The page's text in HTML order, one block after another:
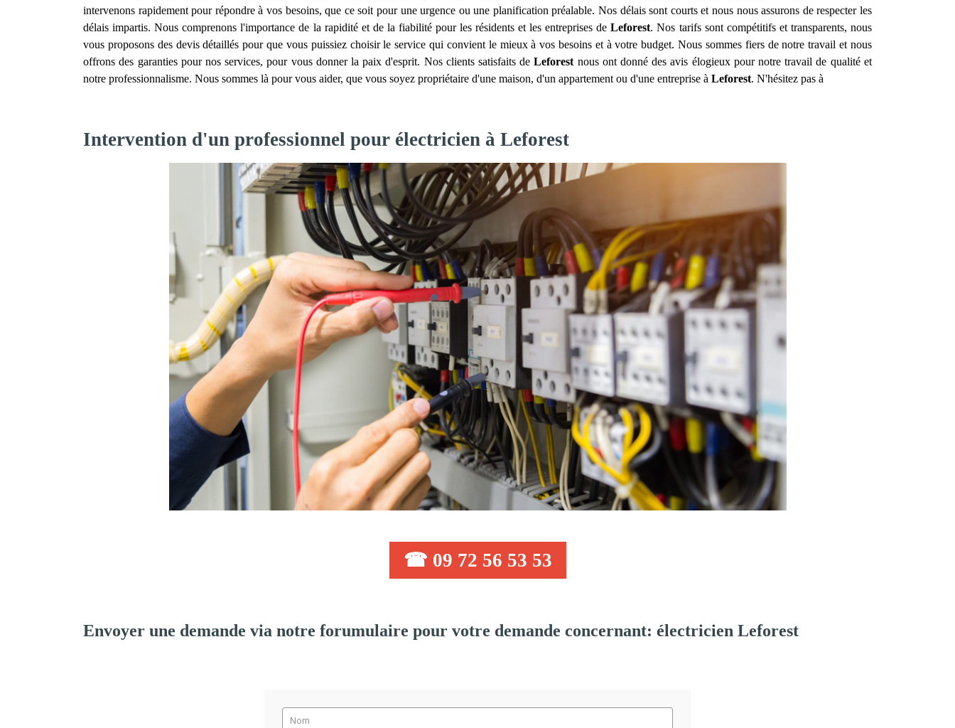
intervenons rapidement pour répondre à vos besoins, que ce soit pour une urgence ou une planification préalable. Nos délais sont courts et nous nous assurons de respecter les
délais impartis. Nous comprenons l'importance de la rapidité et de la fiabilité pour les résidents et les entreprises deLeforest. Nos tarifs sont compétitifs et transparents, nous
vous proposons des devis détaillés pour que vous puissiez choisir le service qui convient le mieux à vos besoins et à votre budget. Nous sommes fiers de notre travail et nous
offrons des garanties pour nos services, pour vous donner la paix d'esprit. Nos clients satisfaits deLeforest nous ont donné des avis élogieux pour notre travail de qualité et
notre professionnalisme. Nous sommes là pour vous aider, que vous soyez propriétaire d'une maison, d'un appartement ou d'une entreprise àLeforest. N'hésitez pas à
Intervention d'un professionnel pour électricien à Leforest
☎ 09 72 56 53 53
Envoyer une demande via notre forumulaire pour votre demande concernant: électricien Leforest